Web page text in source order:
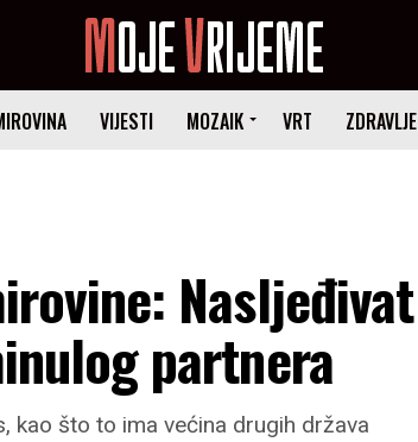
VIJESTI MOZAIK VRT ZDRAVLJE
Nasljeđivat
partnera
kao što to ima većina drugih država